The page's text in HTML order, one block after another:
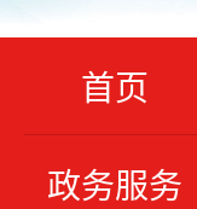
首页
政务服务